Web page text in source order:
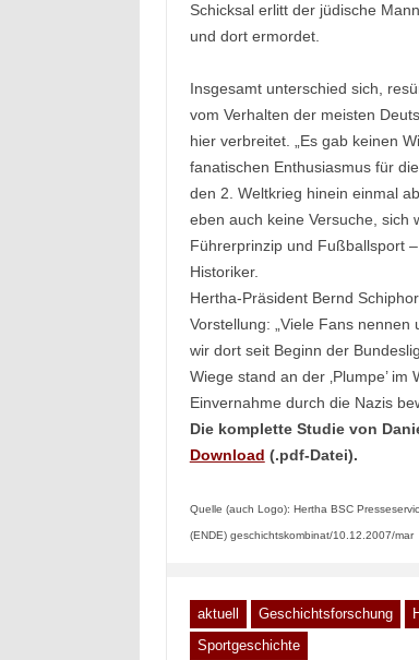
Schicksal erlitt der jüdische
und dort ermordet.
Insgesamt unterschied sich,
vom Verhalten der meisten
hier verbreitet. „Es gab keinen
fanatischen Enthusiasmus für
den 2. Weltkrieg hinein einmal
eben auch keine Versuche, sich
Führerprinzip und Fußballsport
Historiker.
Hertha-Präsident Bernd
Vorstellung: „Viele Fans
wir dort seit Beginn der
Wiege stand an der ‚Plumpe’
Einvernahme durch die Nazis
Die komplette Studie von
Download (.pdf-Datei).
Quelle (auch Logo): Hertha BSC
(ENDE) geschichtskombinat/10.12.2007/mar
aktuell Geschichtsforschung
Sportgeschichte